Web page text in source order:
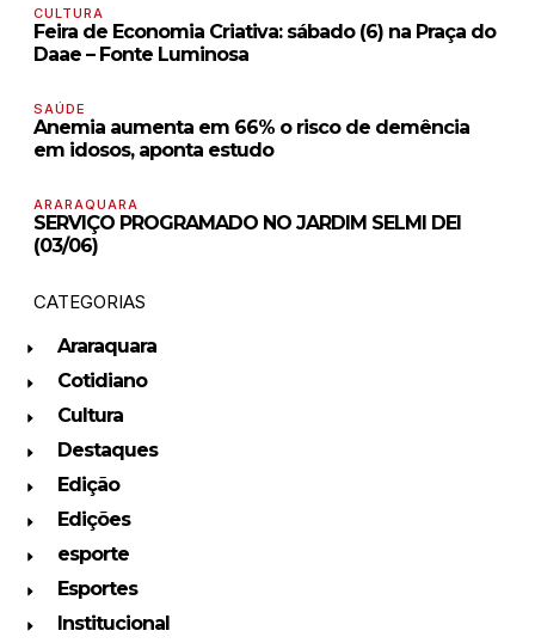
CULTURA
Feira de Economia Criativa: sábado (6) na Praça do
Daae – Fonte Luminosa
SAÚDE
Anemia aumenta em 66% o risco de demência
em idosos, aponta estudo
ARARAQUARA
SERVIÇO PROGRAMADO NO JARDIM SELMI DEI
(03/06)
CATEGORIAS
Araraquara
Cotidiano
Cultura
Destaques
Edição
Edições
esporte
Esportes
Institucional